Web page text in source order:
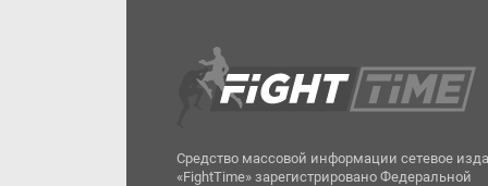
Средство массовой информации сетевое
«FightTime» зарегистрировано Федеральной